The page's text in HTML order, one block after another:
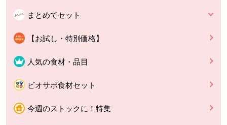
まとめてセット
【お試し・特別価格】
人気の食材・品目
ビオサポ食材セット
今週のストックに！特集